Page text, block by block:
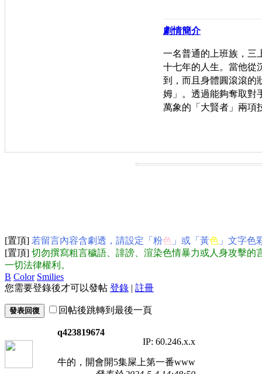
劇情簡介
一名普通的上班族，三
十七年的人生。當他從
到，而且身體圓滾滾的
姆」。透過能夠奪取對
萬象的「大賢者」兩項
[置頂] 若留言內容含劇透，請設定「粉色 」或「黃色 」文字色
[置頂] 切勿撰寫粗言穢語、誹謗、渲染色情暴力或人身攻擊的
一切法律權利。
B Color Smilies
您需要登錄後才可以發帖 登錄 | 註冊
發表回復 回帖後跳轉到最後一頁
q423819674
IP: 60.246.x.x
牛的，開會開5集屎上第一番www